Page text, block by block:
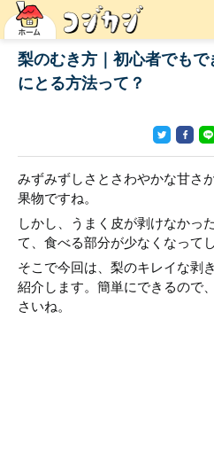
梨のむき方｜初心者でも
にとる方法って？
みずみずしさとさわやかな甘さ
果物ですね。
しかし、うまく皮が剥けなかっ
て、食べる部分が少なくなって
そこで今回は、梨のキレイな剥
紹介します。簡単にできるので
さいね。